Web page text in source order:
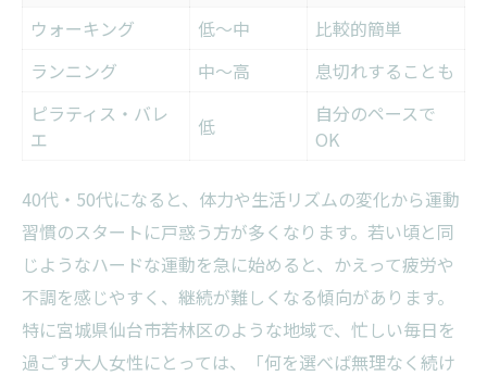
40代50代が実感する体の変化
無理なく続けるためのコツ
ピラティスで毎日が楽になる身体づくり
ピラティスと他運動の特徴比較表
40代50代におすすめのピラティス活用法
ピラティスで得られる効果を実感
毎日を快適に過ごす身体づくりの秘訣
ピラティス初心者が気をつけたいポイント
ウォーキング 低〜中
比較的簡単
ランニング
中〜高
息切れすることも
ピラティス・バレ
エ
低
自分のペースで
OK
40代・50代になると、体力や生活リズムの変化から運動
習慣のスタートに戸惑う方が多くなります。若い頃と同
じようなハードな運動を急に始めると、かえって疲労や
不調を感じやすく、継続が難しくなる傾向があります。
特に宮城県仙台市若林区のような地域で、忙しい毎日を
過ごす大人女性にとっては、「何を選べば無理なく続け